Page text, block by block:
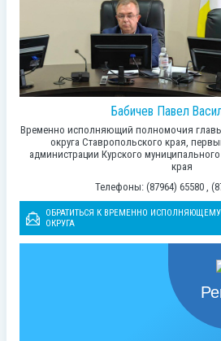
Бабичев Павел
Временно исполняющий полномочия
округа Ставропольского края,
администрации Курского
края
Телефоны: (87964) 65580 ,
ОБРАТИТЬСЯ К ВРЕМЕННО
ОКРУГА